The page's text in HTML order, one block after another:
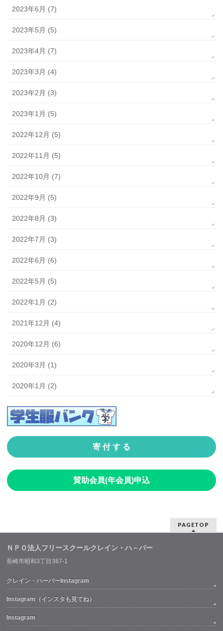
2023年6月 (7)
2023年5月 (5)
2023年4月 (7)
2023年3月 (4)
2023年2月 (3)
2023年1月 (5)
2022年12月 (5)
2022年11月 (5)
2022年10月 (7)
2022年9月 (5)
2022年8月 (3)
2022年7月 (3)
2022年6月 (6)
2022年5月 (5)
2022年1月 (2)
2021年12月 (4)
2020年12月 (6)
2020年3月 (1)
2020年1月 (2)
寄 付 す る
賛助会員(年会員)申込
PAGETOP
ＮＰＯ法人フリースクールクレイン・ハ－バー
長崎市昭和3丁目387-1
クレイン・ハーバーInstagram
Instagram（インスタも見てね）
Instagram